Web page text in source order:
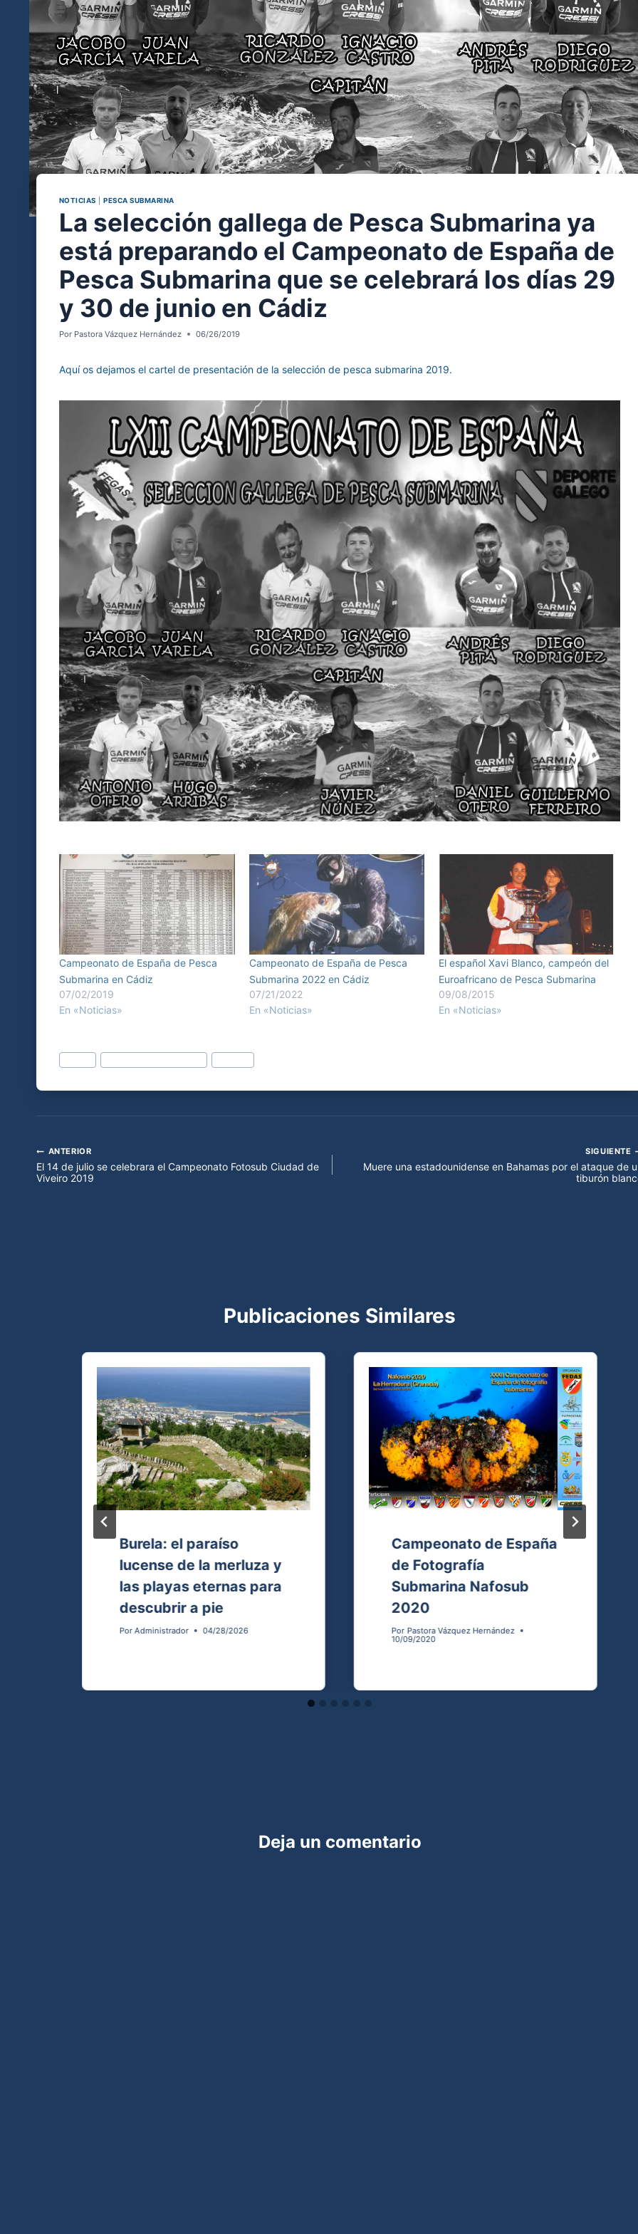
NOTICIAS |PESCA SUBMARINA
La selección gallega de Pesca Submarina ya
está preparando el Campeonato de España de
Pesca Submarina que se celebrará los días 29
y 30 de junio en Cádiz
Por Pastora Vázquez Hernández 06/26/2019
Aquí os dejamos el cartel de presentación de la selección de pesca submarina 2019.
Campeonato de España de Pesca
Submarina en Cádiz
07/02/2019
En «Noticias»
Campeonato de España de Pesca
Submarina 2022 en Cádiz
07/21/2022
En «Noticias»
El español Xavi Blanco, campeón del
Euroafricano de Pesca Submarina
09/08/2015
En «Noticias»
Etiquetas
de
Navegación
de
ANTERIOR
El 14 de julio se celebrara el Campeonato Fotosub Ciudad de
Viveiro 2019
SIGUIENTE
Muere una estadounidense en Bahamas por el ataque de
tiburón
Publicaciones Similares
Burela: el paraíso
lucense de la merluza y
las playas eternas para
descubrir a pie
Por Administrador 04/28/2026
Campeonato de España
de Fotografía
Submarina Nafosub
2020
Por Pastora Vázquez Hernández
10/09/2020
Deja un comentario